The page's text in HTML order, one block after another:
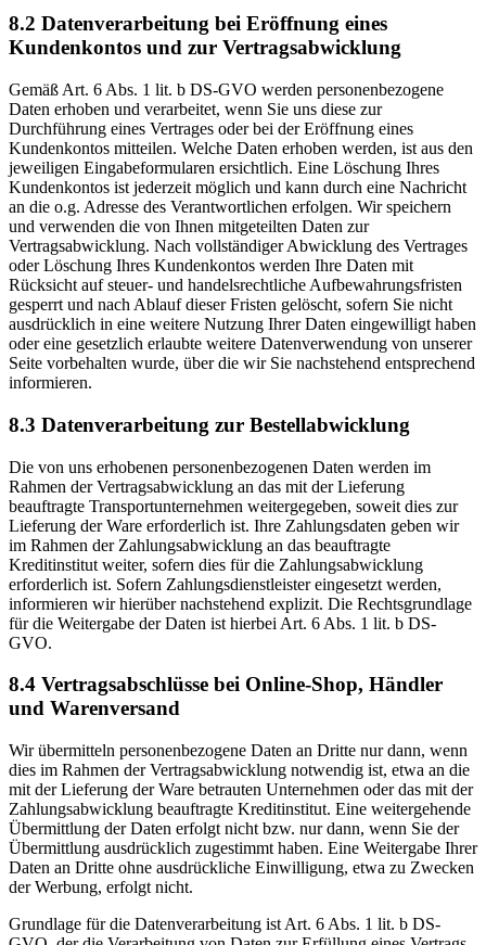
8.2 Datenverarbeitung bei Eröffnung eines
Kundenkontos und zur Vertragsabwicklung
Gemäß Art. 6 Abs. 1 lit. b DS-GVO werden personenbezogene
Daten erhoben und verarbeitet, wenn Sie uns diese zur
Durchführung eines Vertrages oder bei der Eröffnung eines
Kundenkontos mitteilen. Welche Daten erhoben werden, ist aus den
jeweiligen Eingabeformularen ersichtlich. Eine Löschung Ihres
Kundenkontos ist jederzeit möglich und kann durch eine Nachricht
an die o.g. Adresse des Verantwortlichen erfolgen. Wir speichern
und verwenden die von Ihnen mitgeteilten Daten zur
Vertragsabwicklung. Nach vollständiger Abwicklung des Vertrages
oder Löschung Ihres Kundenkontos werden Ihre Daten mit
Rücksicht auf steuer- und handelsrechtliche Aufbewahrungsfristen
gesperrt und nach Ablauf dieser Fristen gelöscht, sofern Sie nicht
ausdrücklich in eine weitere Nutzung Ihrer Daten eingewilligt haben
oder eine gesetzlich erlaubte weitere Datenverwendung von unserer
Seite vorbehalten wurde, über die wir Sie nachstehend entsprechend
informieren.
8.3 Datenverarbeitung zur Bestellabwicklung
Die von uns erhobenen personenbezogenen Daten werden im
Rahmen der Vertragsabwicklung an das mit der Lieferung
beauftragte Transportunternehmen weitergegeben, soweit dies zur
Lieferung der Ware erforderlich ist. Ihre Zahlungsdaten geben wir
im Rahmen der Zahlungsabwicklung an das beauftragte
Kreditinstitut weiter, sofern dies für die Zahlungsabwicklung
erforderlich ist. Sofern Zahlungsdienstleister eingesetzt werden,
informieren wir hierüber nachstehend explizit. Die Rechtsgrundlage
für die Weitergabe der Daten ist hierbei Art. 6 Abs. 1 lit. b DS-
GVO.
8.4 Vertragsabschlüsse bei Online-Shop, Händler
und Warenversand
Wir übermitteln personenbezogene Daten an Dritte nur dann, wenn
dies im Rahmen der Vertragsabwicklung notwendig ist, etwa an die
mit der Lieferung der Ware betrauten Unternehmen oder das mit der
Zahlungsabwicklung beauftragte Kreditinstitut. Eine weitergehende
Übermittlung der Daten erfolgt nicht bzw. nur dann, wenn Sie der
Übermittlung ausdrücklich zugestimmt haben. Eine Weitergabe Ihrer
Daten an Dritte ohne ausdrückliche Einwilligung, etwa zu Zwecken
der Werbung, erfolgt nicht.
Grundlage für die Datenverarbeitung ist Art. 6 Abs. 1 lit. b DS-